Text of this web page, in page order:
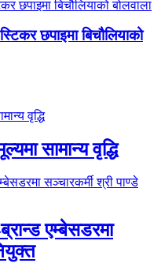
छपाइमा बिचौलियाको
सामान्य वृद्धि
एम्बेसडरमा